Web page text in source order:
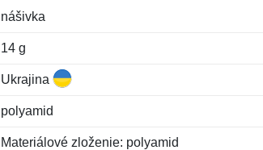
nášivka
14 g
Ukrajina
polyamid
Materiálové zloženie: polyamid